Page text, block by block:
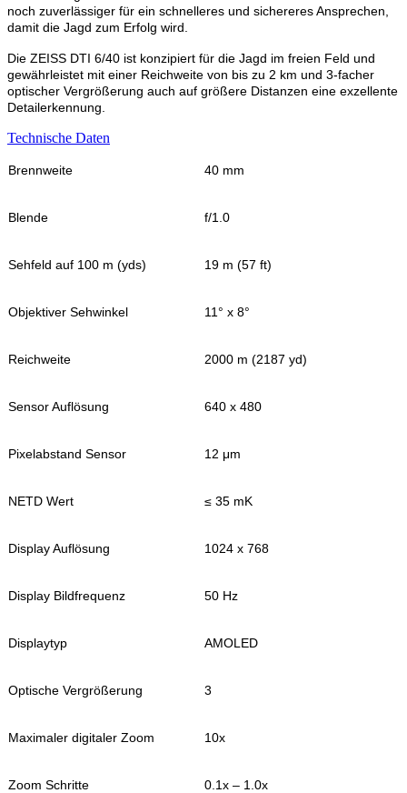
noch zuverlässiger für ein schnelleres und sichereres Ansprechen,
damit die Jagd zum Erfolg wird.
Die ZEISS DTI 6/40 ist konzipiert für die Jagd im freien Feld und
gewährleistet mit einer Reichweite von bis zu 2 km und 3-facher
optischer Vergrößerung auch auf größere Distanzen eine exzellente
Detailerkennung.
Technische Daten
Brennweite 40 mm
Blende f/1.0
Sehfeld auf 100 m (yds) 19 m (57 ft)
Objektiver Sehwinkel 11° x 8°
Reichweite 2000 m (2187 yd)
Sensor Auflösung 640 x 480
Pixelabstand Sensor 12 μm
NETD Wert ≤ 35 mK
Display Auflösung 1024 x 768
Display Bildfrequenz 50 Hz
Displaytyp AMOLED
Optische Vergrößerung 3
Maximaler digitaler Zoom 10x
Zoom Schritte 0.1x – 1.0x